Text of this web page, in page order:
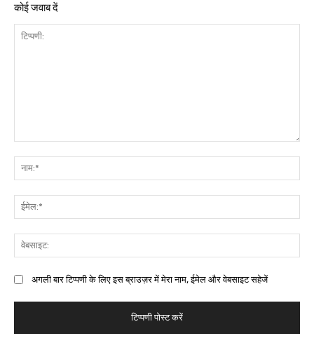
कोई जवाब दें
अगली बार टिप्पणी के लिए इस ब्राउज़र में मेरा नाम, ईमेल और वेबसाइट सहेजें